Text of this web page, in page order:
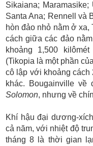
Sikaiana;
Santa Ana; Rennell và
hòn đảo nhỏ nằm ở xa,
cách giữa các đảo
khoảng 1,500
(Tikopia là một phần
cô lập với khoảng cách
khác. Bougainville
Solomon, nhưng về
Khí hậu đại dương-
cả năm, với nhiệt độ
tháng 8 là thời gian